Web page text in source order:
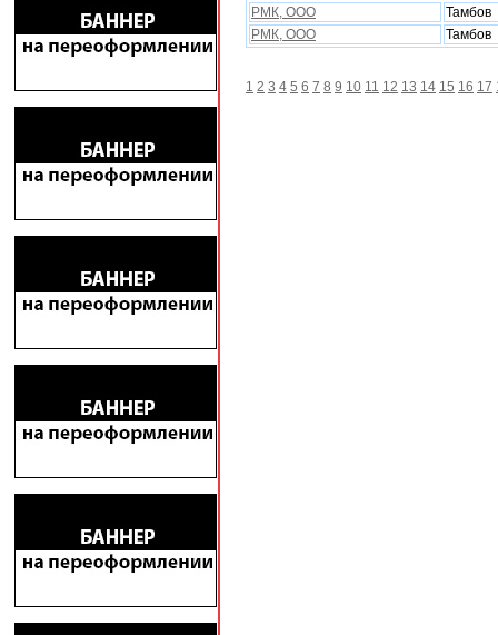
РМК, ООО
Тамбов
РМК, ООО
Тамбов
1 2 3 4 5 6 7 8 9 10 11 12 13 14 15 16 17